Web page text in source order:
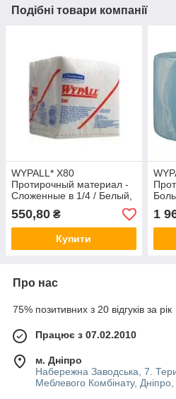
Подібні товари компанії
WYPALL* X80
Протирочный материал -
Сложенные в 1/4 / Белый,
50 листов, 30,5х32,0 см
550,80 ₴
Купити
1
Про нас
75% позитивних з 20 відгуків за рік
Працює з 07.02.2010
м. Дніпро
Набережна Заводська, 7.
Меблевого Комбінату, Дніпро,